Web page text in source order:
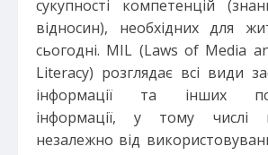
сукупності компетенцій
відносин), необхідних для
сьогодні. MIL (Laws of Media
Literacy) розглядає всі види
інформації та інших
інформації, у тому числі
незалежно від